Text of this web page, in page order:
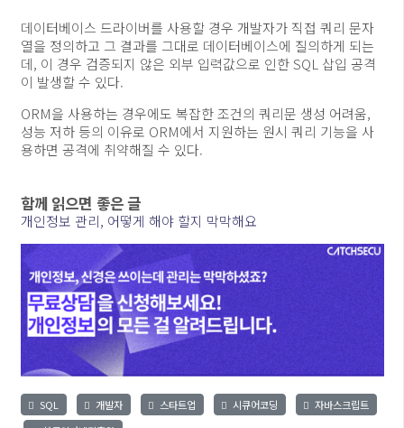
데이터베이스 드라이버를 사용할 경우 개발자가 직접 쿼리 문자
열을 정의하고 그 결과를 그대로 데이터베이스에 질의하게 되는
데, 이 경우 검증되지 않은 외부 입력값으로 인한 SQL 삽입 공격
이 발생할 수 있다.
ORM을 사용하는 경우에도 복잡한 조건의 쿼리문 생성 어려움,
성능 저하 등의 이유로 ORM에서 지원하는 원시 쿼리 기능을 사
용하면 공격에 취약해질 수 있다.
함께 읽으면 좋은 글
개인정보 관리, 어떻게 해야 할지 막막해요
SQL 개발자 스타트업 시큐어코딩
자바스크립트